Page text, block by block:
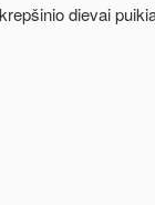
dievai